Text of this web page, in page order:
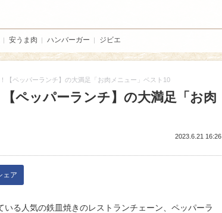
安うま肉 ハンバーガー ジビエ
【ペッパーランチ】の大満足「お肉メニュー」ベスト10
ペッパーランチ】の大満足「お肉
2023.6.21 16:26
ェア
る人気の鉄皿焼きのレストランチェーン、ペッパーラ